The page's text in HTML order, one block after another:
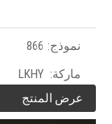
نموذج: 866
ماركة: LKHY
عرض المنتج